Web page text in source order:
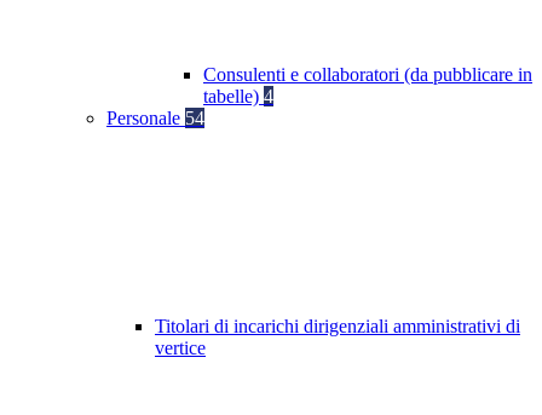
Consulenti e collaboratori (da pubblicare in
tabelle) 4
Personale 54
Titolari di incarichi dirigenziali amministrativi di
vertice